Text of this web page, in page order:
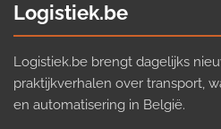
Logistiek.be
Logistiek.be brengt dagelijks
praktijkverhalen over transport,
en automatisering in België.